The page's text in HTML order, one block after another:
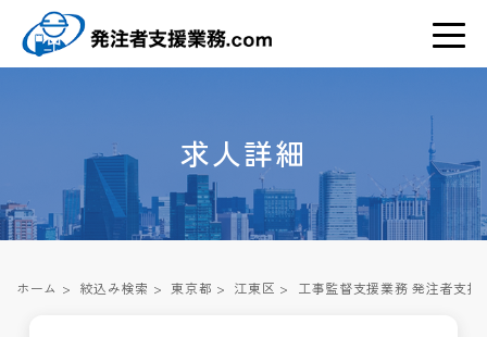
求人詳細
ホーム > 絞込み検索 > 東京都 > 江東区 > 工事監督支援業務 発注者支